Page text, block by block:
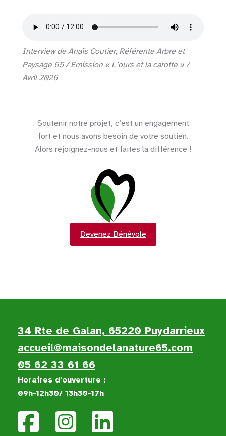
Interview de Anaïs Coutier, Référente Arbre et
Paysage 65 / Emission « L’ours et la carotte » /
Avril 2026
Soutenir notre projet, c’est un engagement
fort et nous avons besoin de votre soutien.
Alors rejoignez-nous et faites la différence !
Devenez Bénévole
34 Rte de Galan, 65220 Puydarrieux
accueil@maisondelanature65.com
05 62 33 61 66
Horaires d'ouverture :
09h-12h30/ 13h30-17h